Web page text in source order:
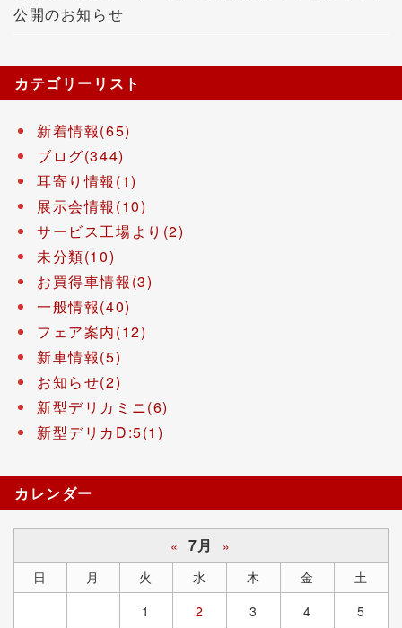
公開のお知らせ
カテゴリーリスト
新着情報(65)
ブログ(344)
耳寄り情報(1)
展示会情報(10)
サービス工場より(2)
未分類(10)
お買得車情報(3)
一般情報(40)
フェア案内(12)
新車情報(5)
お知らせ(2)
新型デリカミニ(6)
新型デリカD:5(1)
カレンダー
« 7月
»
日
月 火 水 木 金
土
1
2 3 4 5